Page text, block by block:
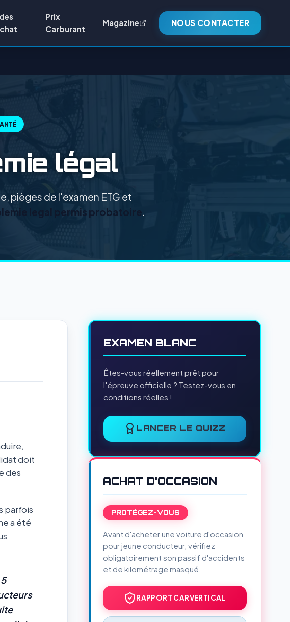
Prix
Carburant
Magazine NOUS CONTACTER
légal
pièges de l'examen ETG et
legal permis probatoire .
doit
des
parfois
a été
EXAMEN BLANC
Êtes-vous réellement prêt pour
l'épreuve officielle ? Testez-vous en
conditions réelles !
LANCER LE QUIZZ
ACHAT D'OCCASION
PROTÉGEZ-VOUS
Avant d'acheter une voiture d'occasion
pour jeune conducteur, vérifiez
obligatoirement son passif d'accidents
et de kilométrage masqué.
RAPPORT CARVERTICAL